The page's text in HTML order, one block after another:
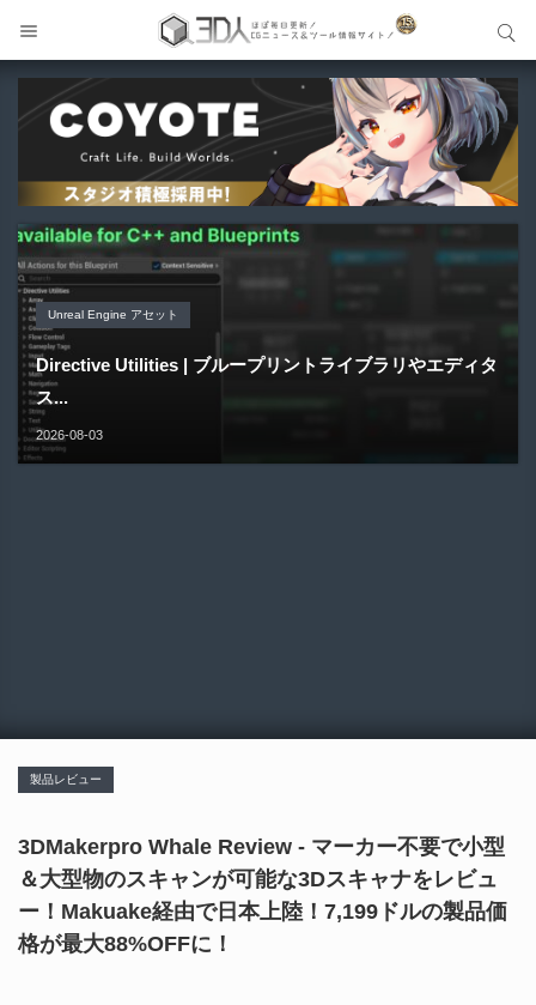
Unreal Engine アセット
Material Parameter Manager | Unreal Engi...
2026-08-07
Unreal Engine アセット
Pipe It | 直感的にパイプ形状を構築出来るUnreal Engine
5...
2026-08-05
Unreal Engine アセット
Directive Utilities | ブループリントライブラリやエディタ
ス...
2026-08-03
Unity 本
Unityエフェクトレシピブック パーツを組み合わせて作れ
る | ktk.kum...
2026-08-03
アセット-Asset
SiroinoSotai | 完全無料＆CC0 で商用利用OKなVRChat
向け...
2026-08-02
製品レビュー
3DMakerpro Whale Review - マーカー不要で小型
＆大型物のスキャンが可能な3Dスキャナをレビュ
ー！Makuake経由で日本上陸！7,199ドルの製品価
格が最大88%OFFに！
サイト内検索